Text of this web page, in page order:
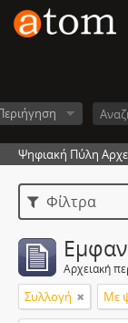
Ψηφιακή Πύλη
Φίλτρα
Αρχειακή
Συλλογή Με